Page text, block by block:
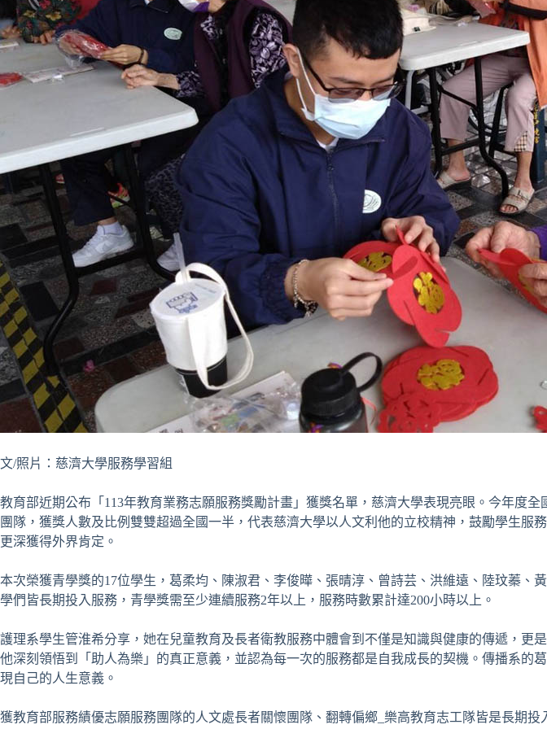
文/照片：慈濟大學服務學習組
教育部近期公布「 113年教育業務志願服務獎勵計畫」獲獎名單，慈濟大學表現亮眼。今年度全
團隊，獲獎人數及比例雙雙超過全國一半，代表慈濟大學以人文利他的立校精神，鼓勵學生
更深獲得外界肯定。
本次榮獲青學獎的17位學生，葛柔均、陳淑君、李俊曄、張晴淳、曾詩芸、洪維遠、陸玟蓁、
學們皆長期投入服務，青學獎需至少連續服務2年以上，服務時數累計達200小時以上。
護理系學生管淮希分享，她在兒童教育及長者衛教服務中體會到不僅是知識與健康的傳遞，更
他深刻領悟到「助人為樂」的真正意義，並認為每一次的服務都是自我成長的契機。傳播系
現自己的人生意義。
獲教育部服務績優志願服務團隊的人文處長者關懷團隊、翻轉偏鄉 樂高教育志工隊皆是長期投